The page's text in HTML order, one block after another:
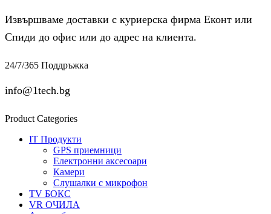
Извършваме доставки с куриерска фирма Еконт или
Спиди до офис или до адрес на клиента.
24/7/365 Поддръжка
info@1tech.bg
Product Categories
IT Продукти
GPS приемници
Електронни аксесоари
Камери
Слушалки с микрофон
TV БОКС
VR ОЧИЛА